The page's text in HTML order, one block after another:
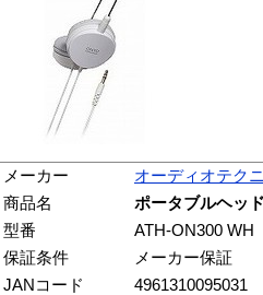
メーカー
オーディオテク
商品名
ポータブルヘッ
型番
ATH-ON300 WH
保証条件
メーカー保証
JANコード
4961310095031